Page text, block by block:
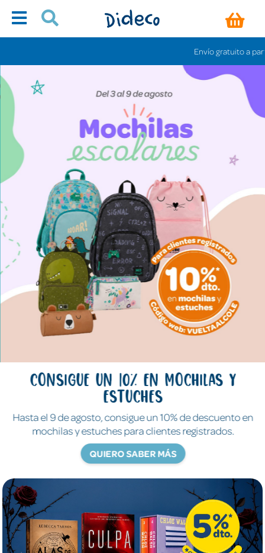
Envío gratuito a partir de 60€
Consigue un 10% en mochilas y
estuches
Hasta el 9 de agosto, consigue un 10% de descuento en
mochilas y estuches para clientes registrados.
QUIERO SABER MÁS